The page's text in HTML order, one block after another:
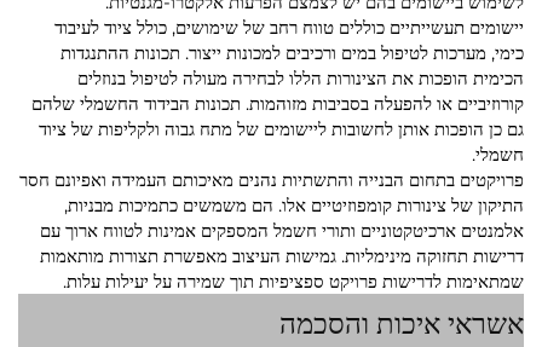
יישומים תעשייתיים כוללים טווח רחב של שימושים, כולל ציוד לעיבוד
כימי, מערכות לטיפול במים ורכיבים למכונות ייצור. תכונות ההתנגדות
הכימית הופכות את הצינורות הללו לבחירה מעולה לטיפול בנוזלים
קורוזיביים או להפעלה בסביבות מזוהמות. תכונות הבידוד החשמלי שלהם
גם כן הופכות אותן לחשובות ליישומים של מתח גבוה ולקליפות של ציוד
חשמלי.
פרויקטים בתחום הבנייה והתשתיות נהנים מאיכותם העמידה ואפיונם חסר
התיקון של צינורות קומפוזיטיים אלו. הם משמשים כתמיכות מבניות,
אלמנטים ארכיטקטוניים ותורי חשמל המספקים אמינות לטווח ארוך עם
דרישות תחזוקה מינימליות. גמישות העיצוב מאפשרת תצורות מותאמות
שמתאימות לדרישות פרויקט ספציפיות תוך שמירה על יעילות עלות.
אשראי איכות והסכמה